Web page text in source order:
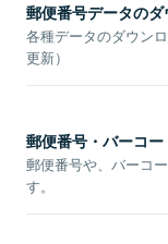
郵便番号データの
各種データのダウン
更新）
郵便番号・バーコ
郵便番号や、バーコ
す。